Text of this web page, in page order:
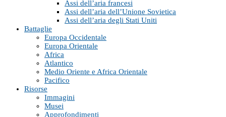
Assi dell’aria francesi
Assi dell’aria dell’Unione Sovietica
Assi dell’aria degli Stati Uniti
Battaglie
Europa Occidentale
Europa Orientale
Africa
Atlantico
Medio Oriente e Africa Orientale
Pacifico
Risorse
Immagini
Musei
Approfondimenti